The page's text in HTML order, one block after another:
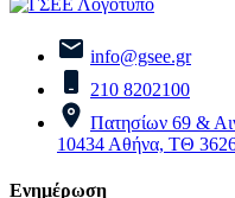
info@gsee.gr
210 8202100
Πατησίων 69 &
10434 Αθήνα, ΤΘ
Ενημέρωση